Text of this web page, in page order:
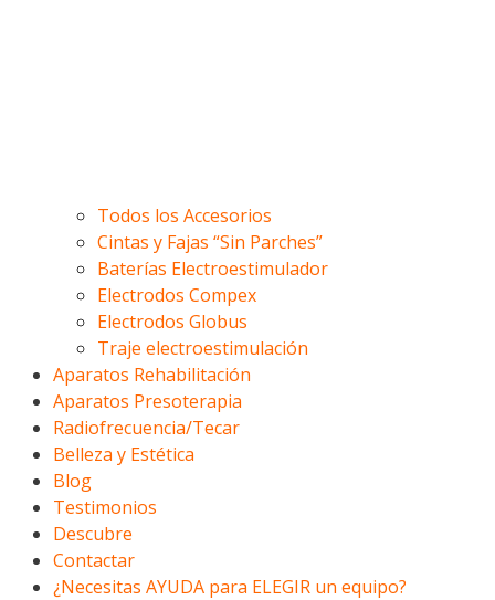
Todos los Accesorios
Cintas y Fajas “Sin Parches”
Baterías Electroestimulador
Electrodos Compex
Electrodos Globus
Traje electroestimulación
Aparatos Rehabilitación
Aparatos Presoterapia
Radiofrecuencia/Tecar
Belleza y Estética
Blog
Testimonios
Descubre
Contactar
¿Necesitas AYUDA para ELEGIR un equipo?